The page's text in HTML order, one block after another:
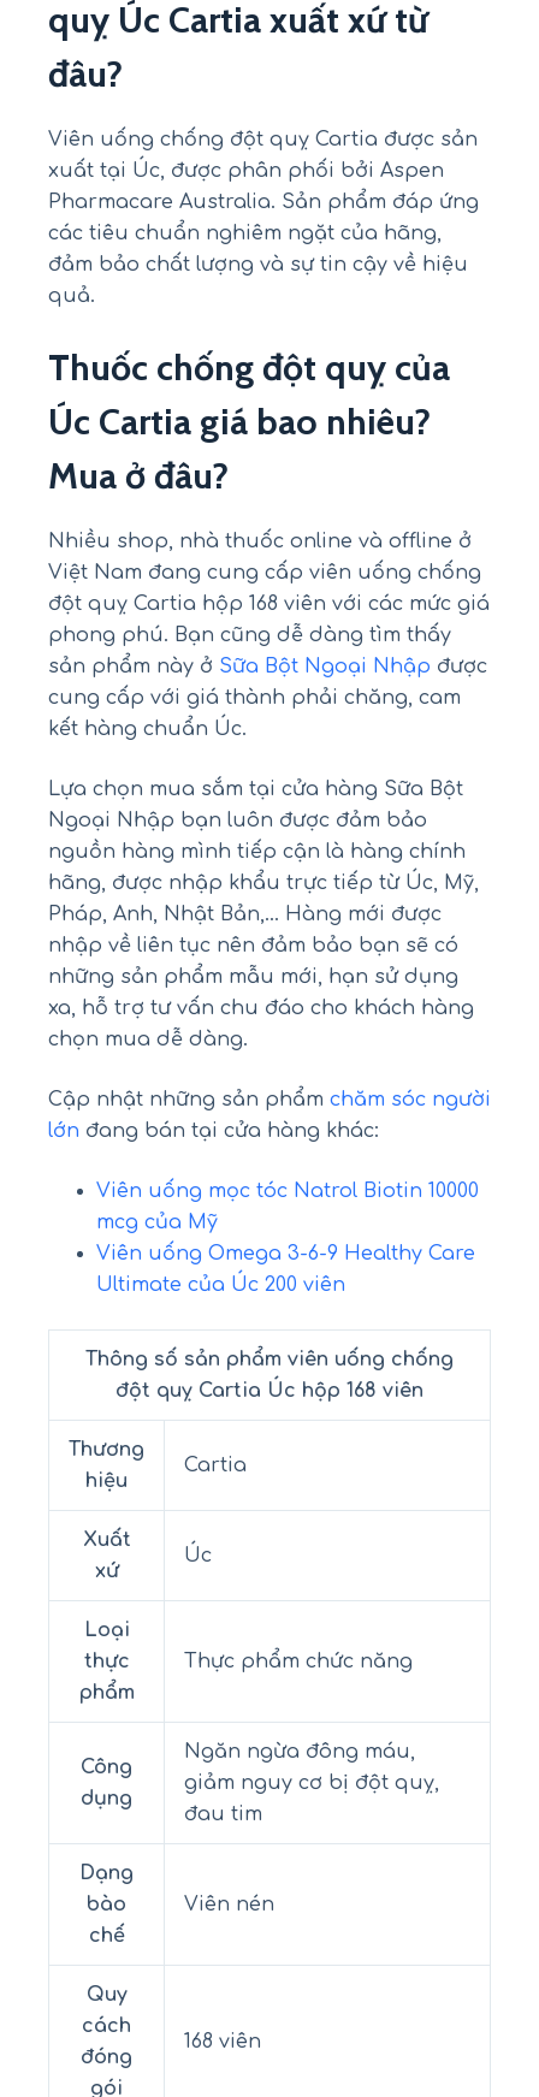
quỵ Úc Cartia xuất xứ từ
đâu?
Viên uống chống đột quỵ Cartia được sản
xuất tại Úc, được phân phối bởi Aspen
Pharmacare Australia. Sản phẩm đáp ứng
các tiêu chuẩn nghiêm ngặt của hãng,
đảm bảo chất lượng và sự tin cậy về hiệu
quả.
Thuốc chống đột quỵ của
Úc Cartia giá bao nhiêu?
Mua ở đâu?
Nhiều shop, nhà thuốc online và offline ở
Việt Nam đang cung cấp viên uống chống
đột quỵ Cartia hộp 168 viên với các mức giá
phong phú. Bạn cũng dễ dàng tìm thấy
sản phẩm này ở Sữa Bột Ngoại Nhập được
cung cấp với giá thành phải chăng, cam
kết hàng chuẩn Úc.
Lựa chọn mua sắm tại cửa hàng Sữa Bột
Ngoại Nhập bạn luôn được đảm bảo
nguồn hàng mình tiếp cận là hàng chính
hãng, được nhập khẩu trực tiếp từ Úc, Mỹ,
Pháp, Anh, Nhật Bản,… Hàng mới được
nhập về liên tục nên đảm bảo bạn sẽ có
những sản phẩm mẫu mới, hạn sử dụng
xa, hỗ trợ tư vấn chu đáo cho khách hàng
chọn mua dễ dàng.
Cập nhật những sản phẩm chăm sóc người
lớn đang bán tại cửa hàng khác:
Viên uống mọc tóc Natrol Biotin 10000
mcg của Mỹ
Viên uống Omega 3-6-9 Healthy Care
Ultimate của Úc 200 viên
Thông số sản phẩm viên uống chống
đột quỵ Cartia Úc hộp 168 viên
Thương
hiệu
Cartia
Xuất
xứ
Úc
Loại
thực
phẩm
Thực phẩm chức năng
Công
dụng
Ngăn ngừa đông máu,
giảm nguy cơ bị đột quỵ,
đau tim
Dạng
bào
chế
Viên nén
Quy
cách
đóng
gói
168 viên